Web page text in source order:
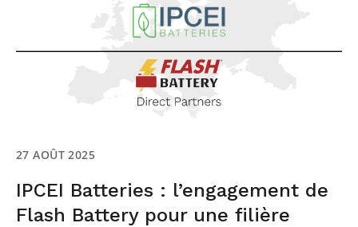
27 AOÛT 2025
IPCEI Batteries : l’engagement de
Flash Battery pour une filière